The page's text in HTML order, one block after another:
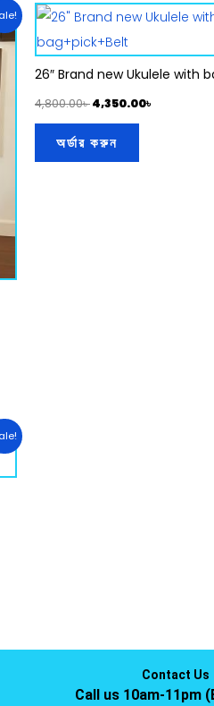
26″ Brand new Ukulele with
4,800.00৳
Original
price
was:
4,800.00৳ .
4,350.00৳
Current
price
4,350.00৳
অর্ডার করুন
Contact Us
Call us 10am-11pm